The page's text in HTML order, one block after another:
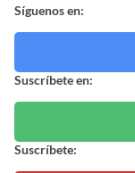
Síguenos en:
Suscríbete en:
Suscríbete: